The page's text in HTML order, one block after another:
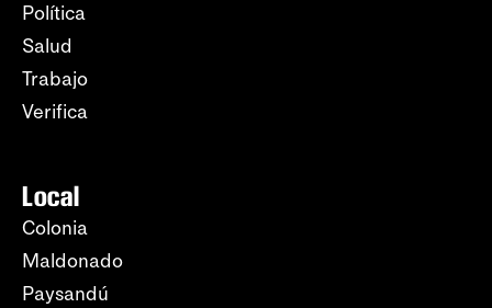
Política
Salud
Trabajo
Verifica
Local
Colonia
Maldonado
Paysandú